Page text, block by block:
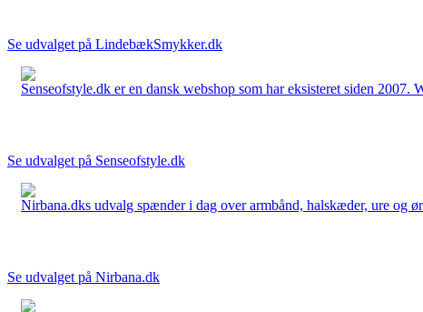
Se udvalget på LindebækSmykker.dk
Senseofstyle.dk er en dansk webshop som har eksisteret siden
Se udvalget på Senseofstyle.dk
Nirbana.dks udvalg spænder i dag over armbånd, halskæder, ure og
Se udvalget på Nirbana.dk